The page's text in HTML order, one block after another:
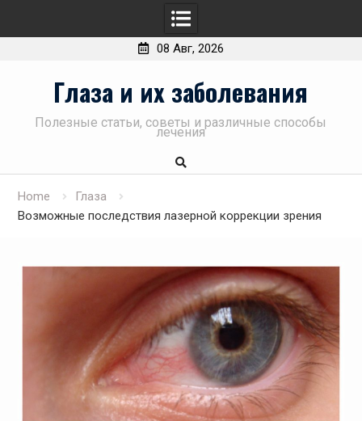
08 Авг, 2026
Глаза и их заболевания
Полезные статьи, советы и различные способы
лечения
Home
Глаза
Возможные последствия лазерной коррекции зрения